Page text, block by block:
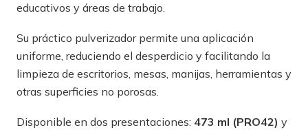
educativos y áreas de trabajo.
Su práctico pulverizador permite una aplicación
uniforme, reduciendo el desperdicio y facilitando la
limpieza de escritorios, mesas, manijas, herramientas y
otras superficies no porosas.
Disponible en dos presentaciones: 473 ml (PRO42) y